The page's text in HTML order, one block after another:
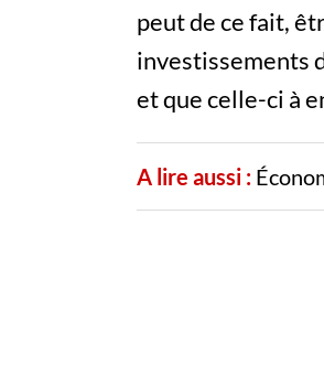
peut de ce fait,
investissements
et que celle-ci à
A lire aussi :